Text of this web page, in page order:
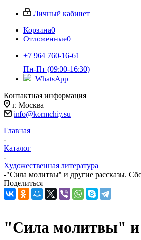
Личный кабинет
Корзина0
Отложенные0
+7 964 760-16-61
Пн-Пт (09:00-16:30)
WhatsApp
Контактная информация
г. Москва
info@kormchiy.su
Главная
-
Каталог
-
Художественная литература
-"Сила молитвы" и другие рассказы.
Поделиться
"Сила молитвы" и